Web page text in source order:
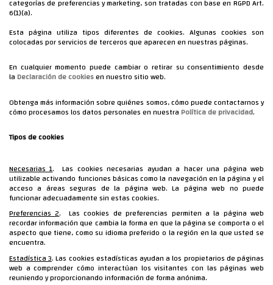
categorías de preferencias y marketing, son tratadas con base en RGPD Art.
6(1)(a).
Esta página utiliza tipos diferentes de cookies. Algunas cookies son
colocadas por servicios de terceros que aparecen en nuestras páginas.
En cualquier momento puede cambiar o retirar su consentimiento desde
laDeclaración de cookiesen nuestro sitio web.
Obtenga más información sobre quiénes somos, cómo puede contactarnos y
cómo procesamos los datos personales en nuestraPolítica de privacidad.
Tipos de cookies
Necesarias 1. Las cookies necesarias ayudan a hacer una página web
utilizable activando funciones básicas como la navegación en la página y el
acceso a áreas seguras de la página web. La página web no puede
funcionar adecuadamente sin estas cookies.
Preferencias 2. Las cookies de preferencias permiten a la página web
recordar información que cambia la forma en que la página se comporta o el
aspecto que tiene, como su idioma preferido o la región en la que usted se
encuentra.
Estadística 3. Las cookies estadísticas ayudan a los propietarios de páginas
web a comprender cómo interactúan los visitantes con las páginas web
reuniendo y proporcionando información de forma anónima.